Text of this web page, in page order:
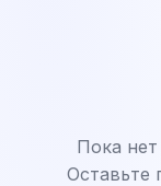
Пока
Оставьте